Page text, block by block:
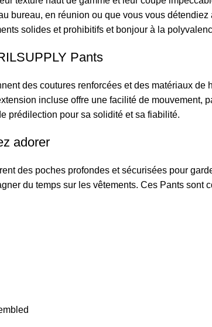
bureau, en réunion ou que vous vous
solides et prohibitifs et bonjour à la
Pants
des coutures renforcées et des matériaux
incluse offre une facilité de mouvement,
prédilection pour sa solidité et sa fiabilité.
adorer
des poches profondes et sécurisées pour
du temps sur les vêtements. Ces Pants